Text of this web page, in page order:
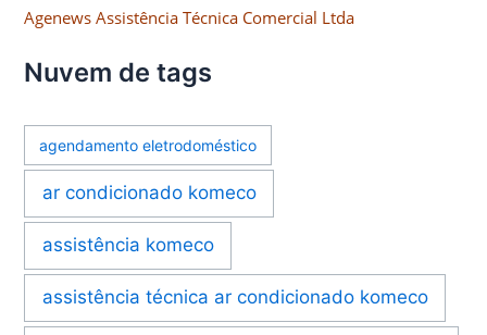
Agenews Assistência Técnica Comercial Ltda
Nuvem de tags
agendamento eletrodoméstico
ar condicionado komeco
assistência komeco
assistência técnica ar condicionado komeco